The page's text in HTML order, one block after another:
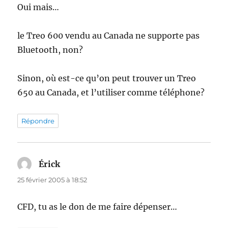
Oui mais…
le Treo 600 vendu au Canada ne supporte pas
Bluetooth, non?
Sinon, où est-ce qu’on peut trouver un Treo
650 au Canada, et l’utiliser comme téléphone?
Répondre
Érickdit :
25 février 2005 à 18:52
CFD, tu as le don de me faire dépenser…